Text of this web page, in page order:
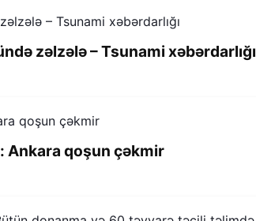
zəlzələ – Tsunami xəbərdarlığı
Ankara qoşun çəkmir